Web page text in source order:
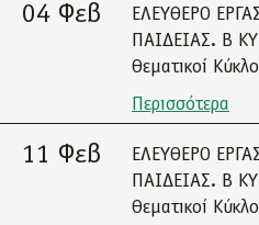
04 Φεβ
ΕΛΕΥΘΕΡΟ
ΠΑΙΔΕΙΑΣ. Β
Θεματικοί
Περισσότερα
11 Φεβ
ΕΛΕΥΘΕΡΟ
ΠΑΙΔΕΙΑΣ. Β
Θεματικοί